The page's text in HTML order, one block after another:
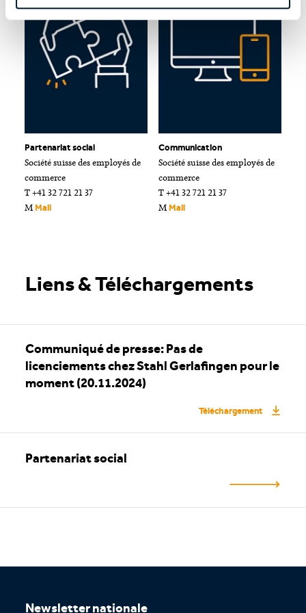
Partenariat social
Société suisse des employés de
commerce
T +41 32 721 21 37
MMail
Communication
Société suisse des employés de
commerce
T +41 32 721 21 37
MMail
Liens & Téléchargements
Communiqué de presse: Pas de
licenciements chez Stahl Gerlafingen pour le
moment (20.11.2024)
Téléchargement
Partenariat social
Newsletter nationale